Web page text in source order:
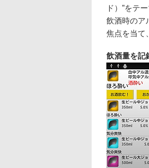
ド）”をテ
飲酒時のア
焦点を当て
飲酒量を記